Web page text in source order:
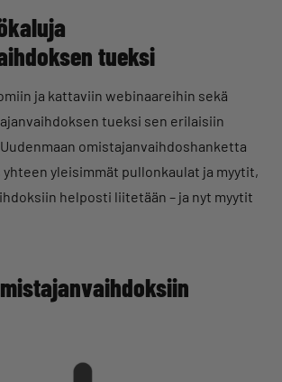
tueksi
ja kattaviin webinaareihin sekä
tueksi sen erilaisiin
omistajanvaihdoshanketta
yhteen yleisimmät pullonkaulat ja myytit,
helposti liitetään – ja nyt myytit